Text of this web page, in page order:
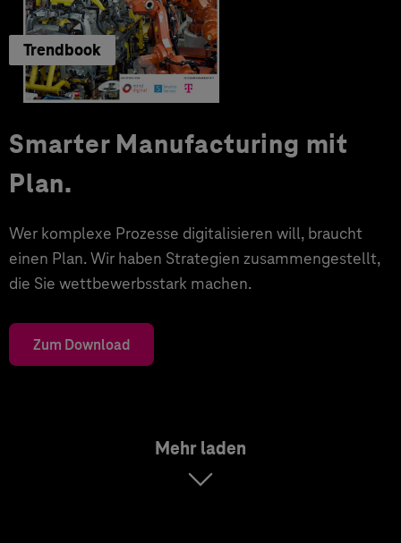
Trendbook
Smarter Manufacturing mit
Plan.
Wer komplexe Prozesse digitalisieren will, braucht
einen Plan. Wir haben Strategien zusammengestellt,
die Sie wettbewerbsstark machen.
Zum Download
Mehr laden